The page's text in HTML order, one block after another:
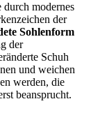
durch modernes
der
Sohlenform
der
Schuh
und weichen
werden, die
beansprucht.